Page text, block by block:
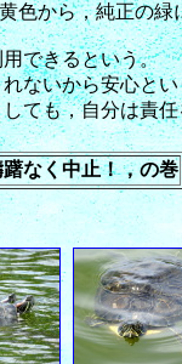
色から，純正の
できるという。
ないから安心と
ても，自分は責
なく中止！，の巻